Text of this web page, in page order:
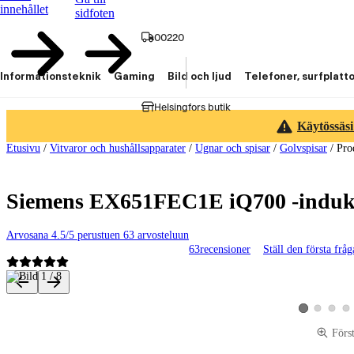
innehållet
sidfoten
00220
Helsingfors butik
Informationsteknik Gaming Bild och ljud Telefoner,
Etusivu / Vitvaror och hushållsapparater / Ugnar och spisar / Golvspisar /
Siemens EX651FEC1E iQ700 -
Arvosana 4.5/5 perustuen 63 arvosteluun
63recensioner Ställ den första
Produktbilder och videor
VisaVisa Visa